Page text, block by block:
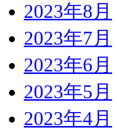
2023年8月
2023年7月
2023年6月
2023年5月
2023年4月